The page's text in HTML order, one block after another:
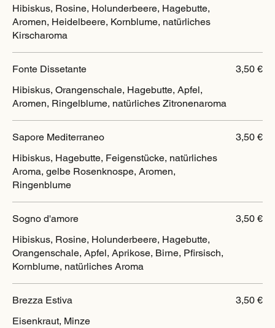
Hibiskus, Rosine, Holunderbeere, Hagebutte,
Aromen, Heidelbeere, Kornblume, natürliches
Kirscharoma
Fonte Dissetante
Hibiskus, Orangenschale, Hagebutte, Apfel,
Aromen, Ringelblume, natürliches Zitronenaroma
3,50 €
Sapore Mediterraneo
Hibiskus, Hagebutte, Feigenstücke, natürliches
Aroma, gelbe Rosenknospe, Aromen,
Ringenblume
3,50 €
Sogno d'amore
Hibiskus, Rosine, Holunderbeere, Hagebutte,
Orangenschale, Apfel, Aprikose, Birne, Pfirsisch,
Kornblume, natürliches Aroma
3,50 €
Brezza Estiva
Eisenkraut, Minze
3,50 €